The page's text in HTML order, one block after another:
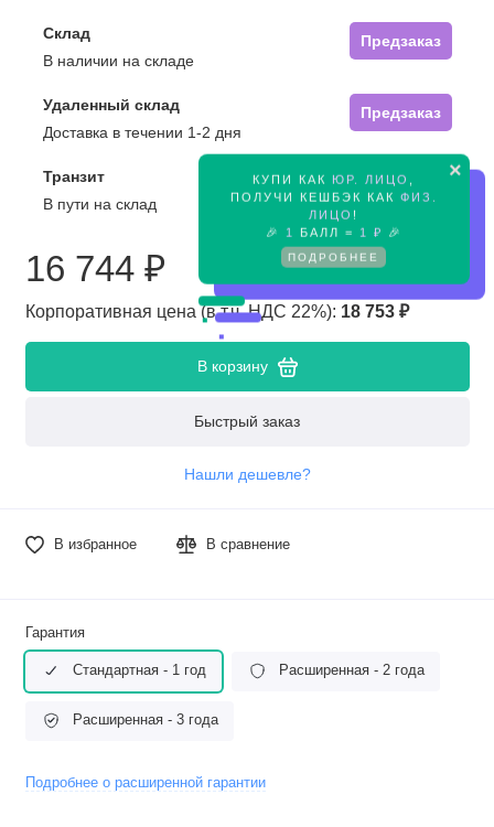
×
КУПИ КАК ЮР. ЛИЦО
ПОЛУЧИ КЕШБЭК КАК ФИЗ.
ЛИЦО !
🎉
1 БАЛЛ = 1 ₽ 🎉
ПОДРОБНЕЕ
Склад
Предзаказ
В наличии на складе
Удаленный склад
Предзаказ
Доставка в течении 1-2 дня
Транзит
Предзаказ
В пути на склад
16 744 ₽
Корпоративная цена (в т.ч. НДС 22%): 18 753 ₽
В корзину
Быстрый заказ
Нашли дешевле?
В избранное В сравнение
Гарантия
Стандартная - 1 год Расширенная - 2 года
Расширенная - 3 года
Подробнее о расширенной гарантии